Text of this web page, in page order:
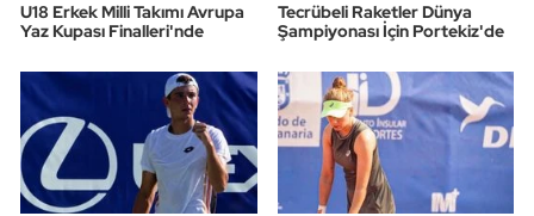
U18 Erkek Milli Takımı Avrupa
Yaz Kupası Finalleri'nde
Tecrübeli Raketler Dünya
Şampiyonası İçin Portekiz'de